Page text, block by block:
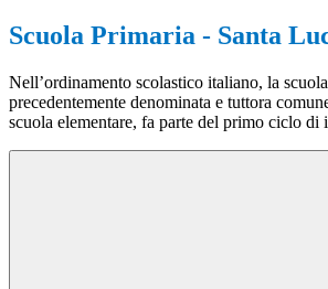
Scuola Primaria - Santa
Nell’ordinamento scolastico italiano, la
precedentemente denominata e tuttora
scuola elementare, fa parte del primo ciclo di